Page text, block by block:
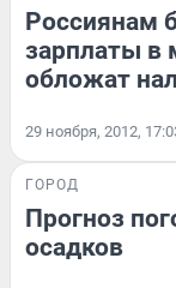
Россиянам
зарплаты в
обложат
29 ноября, 2012,
ГОРОД
Прогноз
осадков